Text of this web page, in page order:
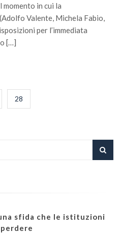
momento in cui la
Valente, Michela Fabio,
per l’immediata
[…]
28
sfida che le istituzioni